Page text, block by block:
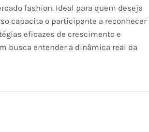
fashion. Ideal para quem deseja
capacita o participante a reconhecer
eficazes de crescimento e
busca entender a dinâmica real da